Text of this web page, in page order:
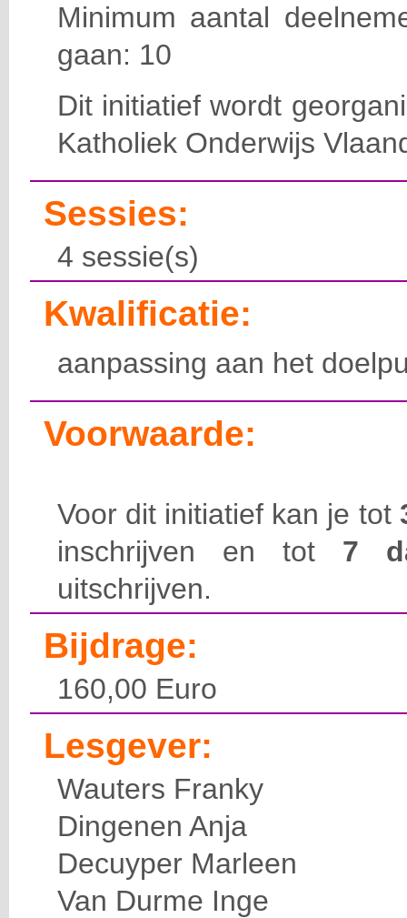
Minimum aantal
gaan: 10
Dit initiatief wordt
Katholiek Onderwijs
Sessies:
4 sessie(s)
Kwalificatie:
aanpassing aan het
Voorwaarde:
Voor dit initiatief kan je tot
inschrijven en tot 7
uitschrijven.
Bijdrage:
160,00 Euro
Lesgever:
Wauters Franky
Dingenen Anja
Decuyper Marleen
Van Durme Inge